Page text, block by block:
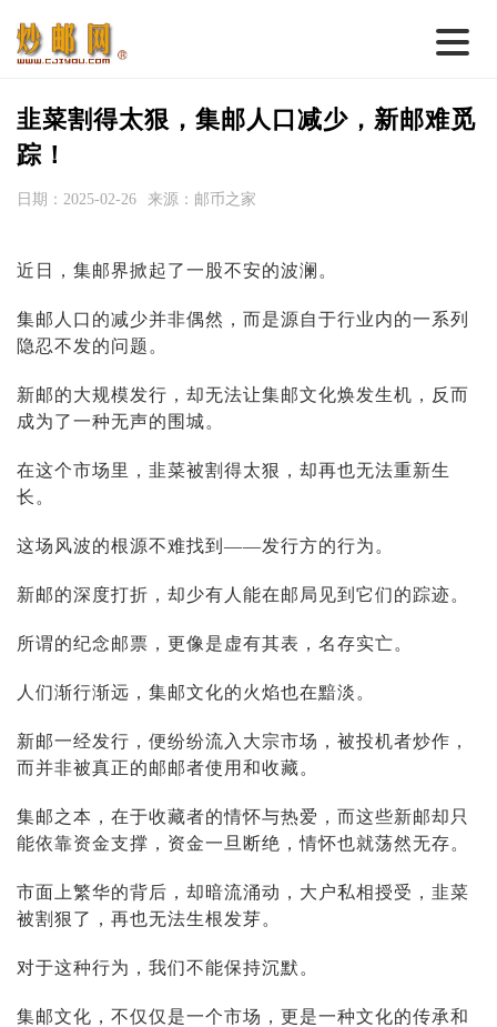
首 页
钱币行情
热点话题
邮币卡苑
新品预告
集藏资讯
韭菜割得太狠，集邮人口减少，新邮难觅
踪！
日期：2025-02-26 来源：邮币之家
近日，集邮界掀起了一股不安的波澜。
集邮人口的减少并非偶然，而是源自于行业内的一系列
隐忍不发的问题。
新邮的大规模发行，却无法让集邮文化焕发生机，反而
成为了一种无声的围城。
在这个市场里，韭菜被割得太狠，却再也无法重新生
长。
这场风波的根源不难找到——发行方的行为。
新邮的深度打折，却少有人能在邮局见到它们的踪迹。
所谓的纪念邮票，更像是虚有其表，名存实亡。
人们渐行渐远，集邮文化的火焰也在黯淡。
新邮一经发行，便纷纷流入大宗市场，被投机者炒作，
而并非被真正的邮邮者使用和收藏。
集邮之本，在于收藏者的情怀与热爱，而这些新邮却只
能依靠资金支撑，资金一旦断绝，情怀也就荡然无存。
市面上繁华的背后，却暗流涌动，大户私相授受 ，韭菜
被割狠了，再也无法生根发芽。
对于这种行为，我们不能保持沉默。
集邮文化，不仅仅是一个市场，更是一种文化的传承和